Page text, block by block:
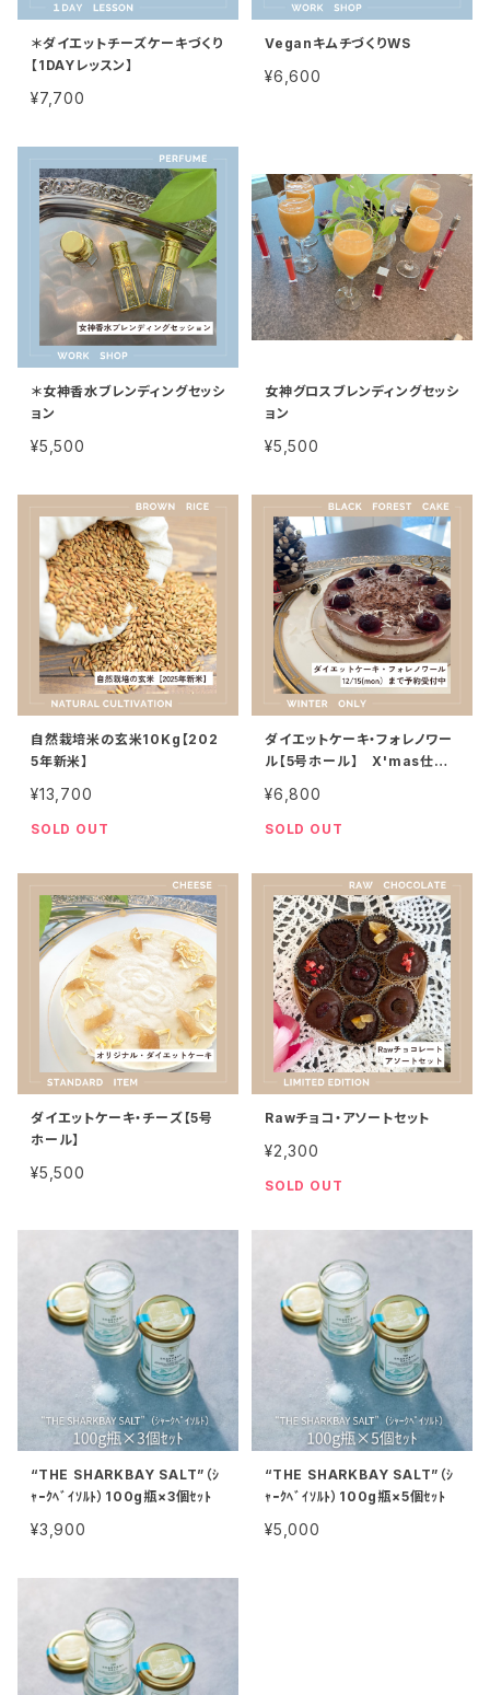
＊ダイエットチーズケーキづくり
【1DAYレッスン】
¥7,700
VeganキムチづくりWS
¥6,600
＊女神香水ブレンディングセッシ
ョン
¥5,500
女神グロスブレンディングセッシ
ョン
¥5,500
自然栽培米の玄米10Kg【202
5年新米】
¥13,700
SOLD OUT
ダイエットケーキ・フォレノワー
ル【5号ホール】 X'mas仕様・
¥6,800
SOLD OUT
ダイエットケーキ・チーズ【5号
ホール】
¥5,500
Rawチョコ・アソートセット
¥2,300
SOLD OUT
“THE SHARKBAY SALT”（ｼ
ｬｰｸﾍﾞｲｿﾙﾄ）100g瓶×3個ｾｯﾄ
¥3,900
“THE SHARKBAY SALT”（ｼ
ｬｰｸﾍﾞｲｿﾙﾄ）100g瓶×5個ｾｯﾄ
¥5,000